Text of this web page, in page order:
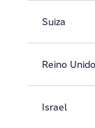
Suiza
Reino Unido
Israel